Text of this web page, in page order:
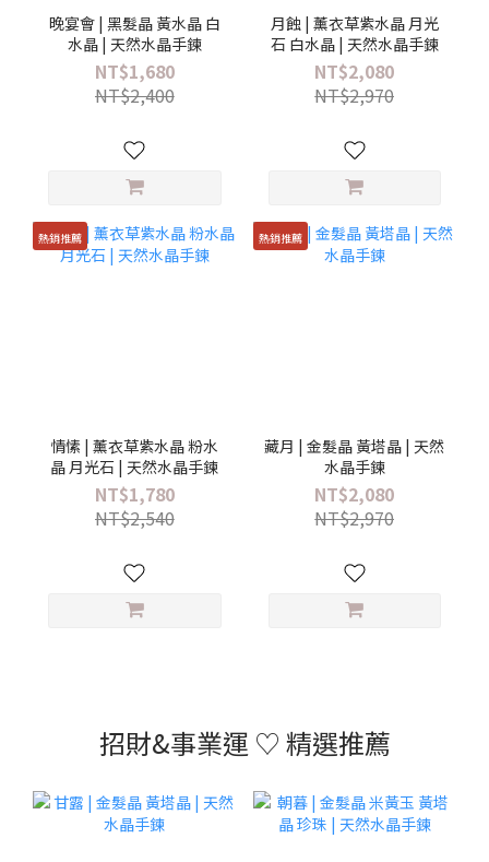
晚宴會 | 黑髮晶 黃水晶 白
水晶 | 天然水晶手鍊
NT$1,680
NT$2,400
月蝕 | 薰衣草紫水晶 月光
石 白水晶 | 天然水晶手鍊
NT$2,080
NT$2,970
熱銷推薦
情愫 | 薰衣草紫水晶 粉水
晶 月光石 | 天然水晶手鍊
NT$1,780
NT$2,540
熱銷推薦
藏月 | 金髮晶 黃塔晶 | 天然
水晶手鍊
NT$2,080
NT$2,970
招財&事業運 ♡ 精選推薦